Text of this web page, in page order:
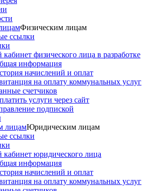
Физическим лицам
ссылки
физического лица в разработке
информация
начислений и оплат
на оплату коммунальных услуг
счетчиков
услуги через сайт
подпиской
лицамЮридическим лицам
ссылки
юридического лица
информация
начислений и оплат
на оплату коммунальных услуг